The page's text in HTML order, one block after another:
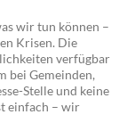
wir tun können –
Krisen. Die
verfügbar
bei Gemeinden,
Stelle und keine
einfach – wir